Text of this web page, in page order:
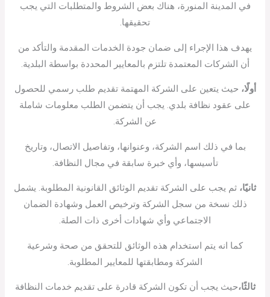
في المدينة المنورة، هناك بعض الشروط والمتطلبات التي يجب
تحقيقها.
يهدف هذا الإجراء إلى ضمان جودة الخدمات المقدمة والتأكد من
أن الشركات المعتمدة تلتزم بالمعايير المحددة بواسطة البلدية.
أولًا، حيث يتعين على الشركة المهتمة تقديم طلب رسمي للحصول
على عقود نظافة بلدي. يجب أن يتضمن الطلب معلومات شاملة
عن الشركة.
بما في ذلك اسم الشركة، وعنوانها، وتفاصيل الاتصال، وتاريخ
تأسيسها، وأي خبرة سابقة في مجال النظافة.
ثانيًا، ثم يجب على الشركة تقديم الوثائق القانونية المطلوبة. يشمل
ذلك نسخة من سجل الشركة وترخيص العمل وشهادة الضمان
الاجتماعي وأي شهادات أخرى ذات الصلة.
كما انه يتم استخدام هذه الوثائق للتحقق من صحة وشرعية
الشركة ومطابقتها للمعايير المطلوبة.
ثالثًا،حيث يجب أن تكون الشركة قادرة على تقديم خدمات النظافة